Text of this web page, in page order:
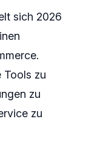
sich 2026
Tools zu
zu
zu